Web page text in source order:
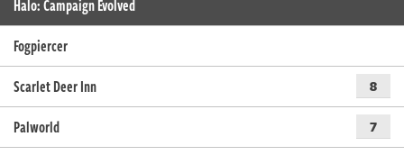
Halo: Campaign Evolved
Fogpiercer
Scarlet Deer Inn
8
Palworld 7